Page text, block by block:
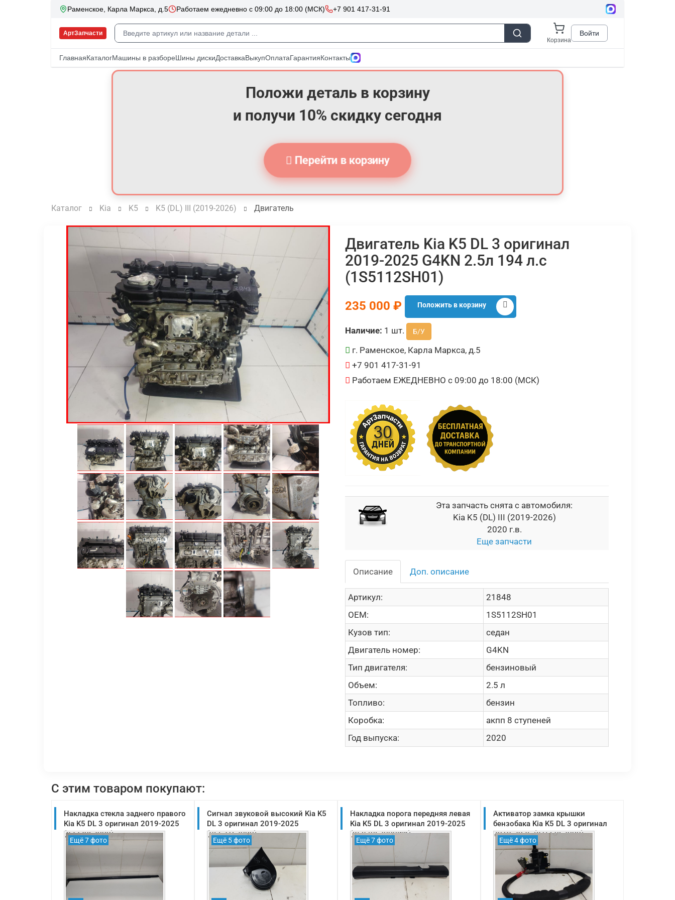
Положи деталь в корзину
и получи 10% скидку сегодня
Перейти в корзину
Каталог Kia K5 K5 (DL) III (2019-2026) Двигатель
Двигатель Kia K5 DL 3 оригинал
2019-2025 G4KN 2.5л 194 л.с
(1S5112SH01)
235 000 ₽ Положить в корзину
Наличие: 1 шт. Б/У
г. Раменское, Карла Маркса, д.5
+7 901 417-31-91
Работаем ЕЖЕДНЕВНО с 09:00 до 18:00 (МСК)
Эта запчасть снята с автомобиля:
Kia K5 (DL) III (2019-2026)
2020 г.в.
Еще запчасти
Описание Доп. описание
Артикул:
21848
OEM:
1S5112SH01
Кузов тип:
седан
Двигатель номер:
G4KN
Тип двигателя:
бензиновый
Объем:
2.5 л
Топливо:
бензин
Коробка:
акпп 8 ступеней
Год выпуска:
2020
С этим товаром покупают:
Накладка стекла заднего правого
Kia K5 DL 3 оригинал 2019-2025
(83220L2000)
Ещё 7 фото
Сигнал звуковой высокий Kia K5
DL 3 оригинал 2019-2025
(96621L2000)
Ещё 5 фото
Накладка порога передняя левая
Kia K5 DL 3 оригинал 2019-2025
(85870L2000WK)
Ещё 7 фото
Активатор замка крышки
бензобака Kia K5 DL 3 оригинал
2019-2025 (81560L2000)
Ещё 4 фото